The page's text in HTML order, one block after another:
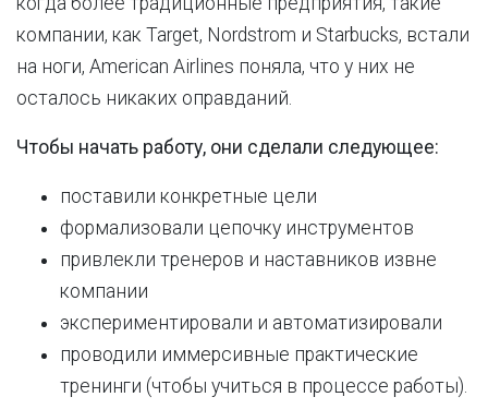
компании, как Target, Nordstrom и Starbucks, встали
на ноги, American Airlines поняла, что у них не
осталось никаких оправданий.
Чтобы начать работу, они сделали следующее:
поставили конкретные цели
формализовали цепочку инструментов
привлекли тренеров и наставников извне
компании
экспериментировали и автоматизировали
проводили иммерсивные практические
тренинги (чтобы учиться в процессе работы).